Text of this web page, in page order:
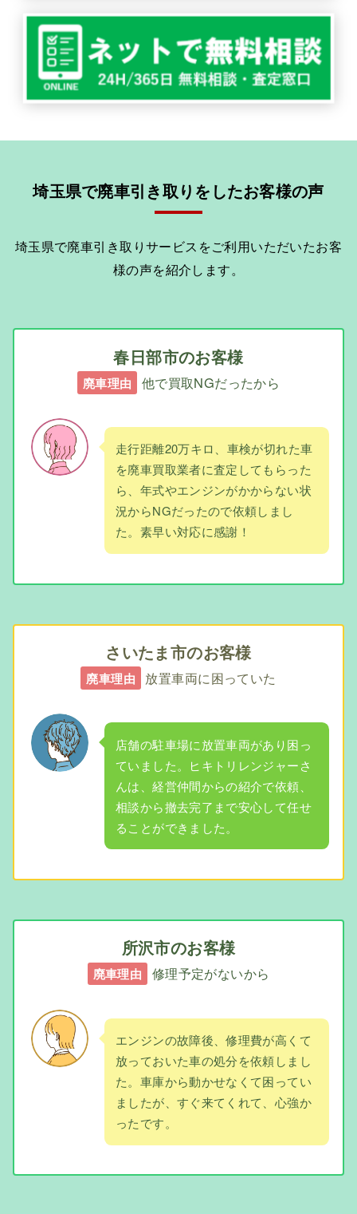
埼玉県で廃車引き取りをしたお客様の声
埼玉県で廃車引き取りサービスをご利用いただいたお客
様の声を紹介します。
春日部市のお客様
廃車理由 他で買取NGだったから
走行距離20万キロ、車検が切れた車
を廃車買取業者に査定してもらった
ら、年式やエンジンがかからない状
況からNGだったので依頼しまし
た。素早い対応に感謝！
さいたま市のお客様
廃車理由 放置車両に困っていた
店舗の駐車場に放置車両があり困っ
ていました。ヒキトリレンジャーさ
んは、経営仲間からの紹介で依頼、
相談から撤去完了まで安心して任せ
ることができました。
所沢市のお客様
廃車理由 修理予定がないから
エンジンの故障後、修理費が高くて
放っておいた車の処分を依頼しまし
た。車庫から動かせなくて困ってい
ましたが、すぐ来てくれて、心強か
ったです。